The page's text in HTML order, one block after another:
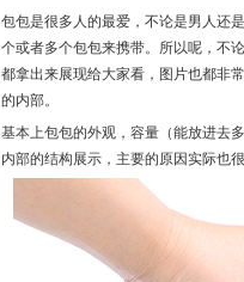
包包是很多人的最爱，不论是男人还
个或者多个包包来携带。所以呢，不
都拿出来展现给大家看，图片也都非
的内部。
基本上包包的外观，容量（能放进去
内部的结构展示，主要的原因实际也